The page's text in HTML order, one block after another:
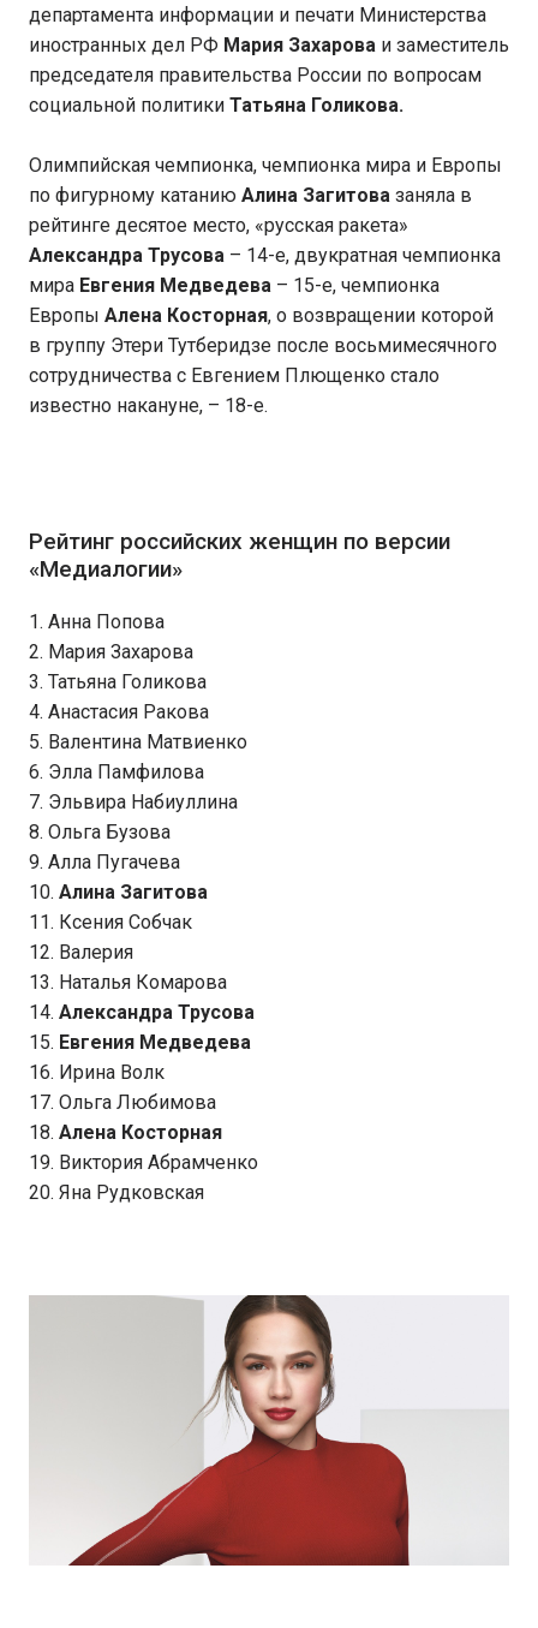
департамента информации и печати Министерства
иностранных дел РФ Мария Захарова и заместитель
председателя правительства России по вопросам
социальной политики Татьяна Голикова.
Олимпийская чемпионка, чемпионка мира и Европы
по фигурному катанию Алина Загитова заняла в
рейтинге десятое место, «русская ракета»
Александра Трусова – 14-е, двукратная чемпионка
мира Евгения Медведева – 15-е, чемпионка
Европы Алена Косторная, о возвращении которой
в группу Этери Тутберидзе после восьмимесячного
сотрудничества с Евгением Плющенко стало
известно накануне, – 18-е.
Рейтинг российских женщин по версии
«Медиалогии»
1. Анна Попова
2. Мария Захарова
3. Татьяна Голикова
4. Анастасия Ракова
5. Валентина Матвиенко
6. Элла Памфилова
7. Эльвира Набиуллина
8. Ольга Бузова
9. Алла Пугачева
10. Алина Загитова
11. Ксения Собчак
12. Валерия
13. Наталья Комарова
14. Александра Трусова
15. Евгения Медведева
16. Ирина Волк
17. Ольга Любимова
18. Алена Косторная
19. Виктория Абрамченко
20. Яна Рудковская